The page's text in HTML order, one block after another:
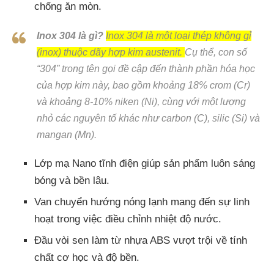
chống ăn mòn.
Inox 304 là gì? Inox 304 là một loại thép không gỉ
(inox) thuộc dãy hợp kim austenit. Cụ thể, con số
“304” trong tên gọi đề cập đến thành phần hóa học
của hợp kim này, bao gồm khoảng 18% crom (Cr)
và khoảng 8-10% niken (Ni), cùng với một lượng
nhỏ các nguyên tố khác như carbon (C), silic (Si) và
mangan (Mn).
Lớp mạ Nano tĩnh điện giúp sản phẩm luôn sáng
bóng và bền lâu.
Van chuyển hướng nóng lạnh mang đến sự linh
hoạt trong việc điều chỉnh nhiệt độ nước.
Đầu vòi sen làm từ nhựa ABS vượt trội về tính
chất cơ học và độ bền.